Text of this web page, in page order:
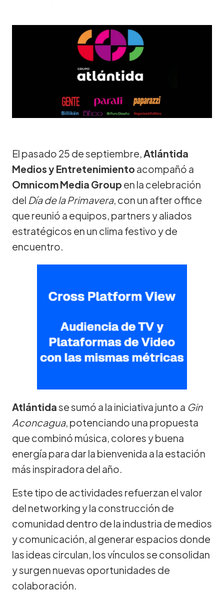
El pasado 25 de septiembre, Atlántida
Medios y Entretenimiento acompañó a
Omnicom Media Group en la celebración
del Día de la Primavera, con un after office
que reunió a equipos, partners y aliados
estratégicos en un clima festivo y de
encuentro.
Atlántidase sumó a la iniciativa junto a Gin
Aconcagua, potenciando una propuesta
que combinó música, colores y buena
energía para dar la bienvenida a la estación
más inspiradora del año.
Este tipo de actividades refuerzan el valor
del networking y la construcción de
comunidad dentro de la industria de medios
y comunicación, al generar espacios donde
las ideas circulan, los vínculos se consolidan
y surgen nuevas oportunidades de
colaboración.